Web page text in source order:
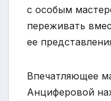
с особым
переживать
ее
Впечатляющее
Анциферовой